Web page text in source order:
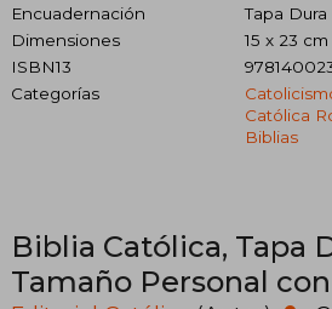
Encuadernación
Tapa Dura
Dimensiones
15 x 23 cm
ISBN13
Categorías
Católica
Biblias
Biblia Católica, Tapa
Tamaño Personal